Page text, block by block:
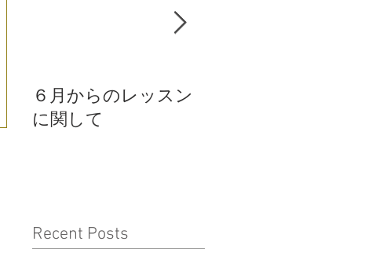
６月からのレッスン
に関して
Recent Posts